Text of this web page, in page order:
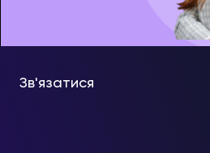
Зв'язатися